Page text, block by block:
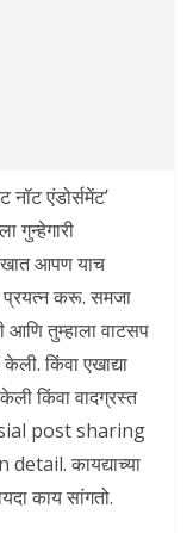
नॉट एंडोर्समेंट’
गुन्हेगारी
आपण याच
प्रयत्न करू. समजा
आणि तुम्हाला वाटसप
किंवा एखाद्या
किंवा वादग्रस्त
post sharing
कायद्याच्या
काय सांगतो.